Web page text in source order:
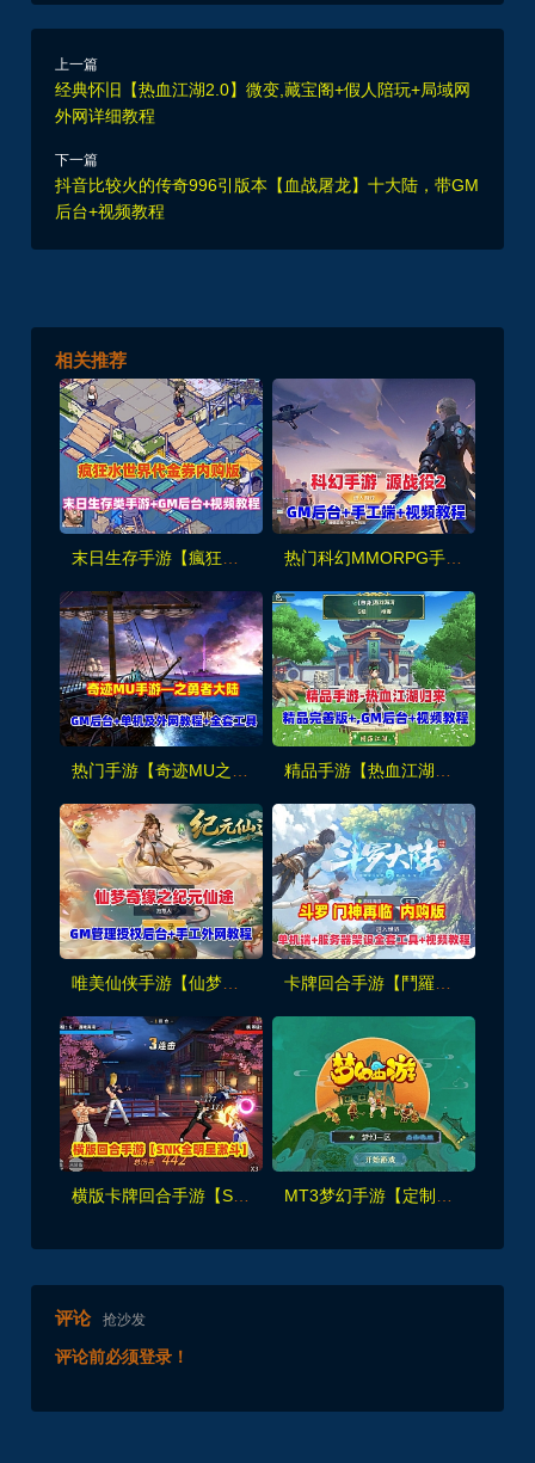
上一篇
经典怀旧【热血江湖2.0】微变,藏宝阁+假人陪玩+局域网
外网详细教程
下一篇
抖音比较火的传奇996引版本【血战屠龙】十大陆，带GM
后台+视频教程
相关推荐
热门科幻MMORPG手游【源战役2】最新一键端+GM后台+Linux手工端+视频教程
热门手游【奇迹MU之勇者大陆】VM单机版+手工服务端+GM后台+外网架设教程及全套工具 精品手游【热血江湖归来】内购无错版+GM后台+视频安装教程
唯美仙侠手游【仙梦奇缘之纪元仙途平台币内购跨服版】最新单机版+GM管理里后台+手工外网教程 卡牌回合手游【鬥羅大陸之鬥神再臨3D内购版】最新一键单机版+手工服务端，全套工具及视频教程
横版卡牌回合手游【SNK全明星激斗代金券内购修复版】单机端+GM管理后台+CDK授权后台+安装视频教程 MT3梦幻手游【定制梦十一挂机尊享版】单机一键端+GM运营后台+安装GM视频教程
评论 抢沙发
评论前必须登录！